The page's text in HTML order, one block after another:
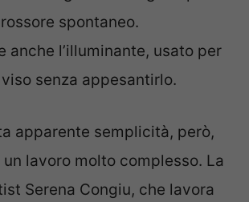
spontaneo.
anche l’illuminante, usato per
senza appesantirlo.
apparente semplicità, però,
lavoro molto complesso. La
Serena Congiu, che lavora